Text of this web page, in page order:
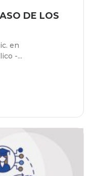
DE LOS
en
-...